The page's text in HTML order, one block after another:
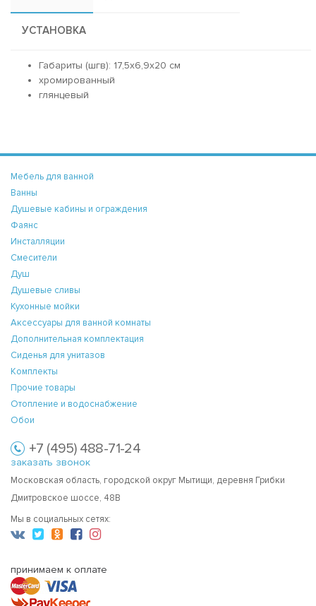
УСТАНОВКА
Габариты (шгв): 17,5x6,9x20 см
хромированный
глянцевый
Мебель для ванной
Ванны
Душевые кабины и ограждения
Фаянс
Инсталляции
Смесители
Душ
Душевые сливы
Кухонные мойки
Аксессуары для ванной комнаты
Дополнительная комплектация
Сиденья для унитазов
Комплекты
Прочие товары
Отопление и водоснабжение
Обои
+7 (495) 488-71-24
заказать звонок
Московская область, городской округ Мытищи, деревня Грибки
Дмитровское шоссе, 48В
Мы в социальных сетях:
принимаем к оплате